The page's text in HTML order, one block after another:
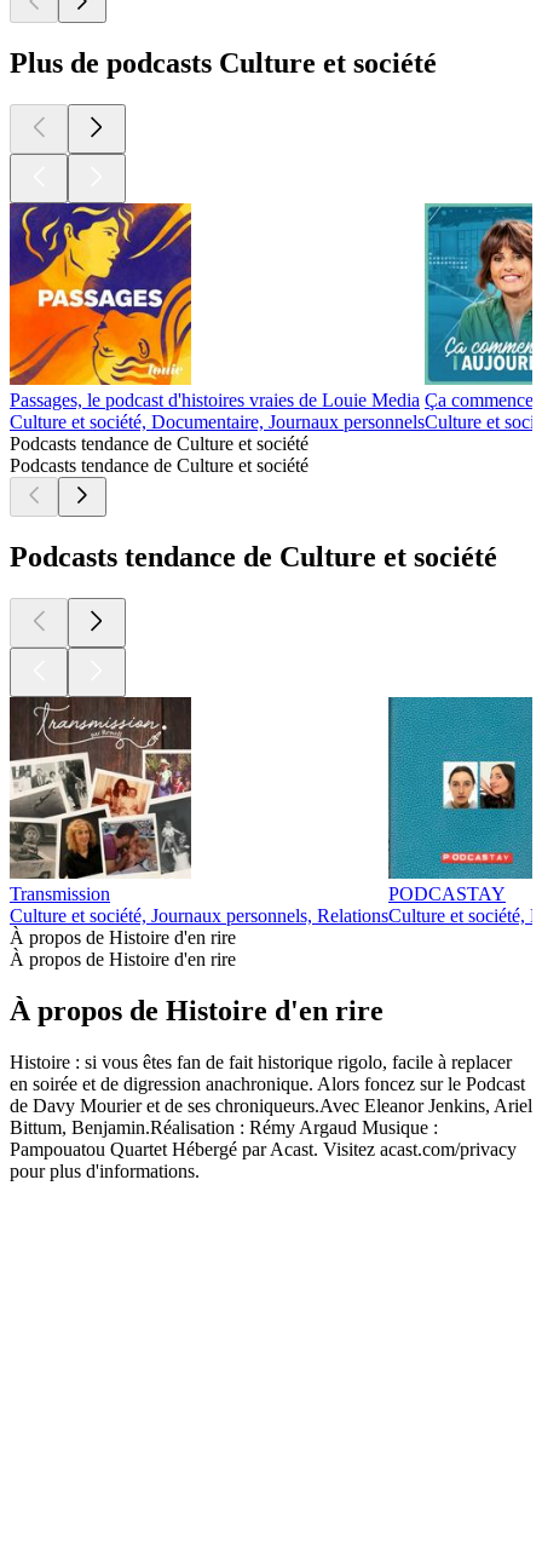
Plus de podcasts Culture et société
Passages, le podcast d'histoires vraies de Louie Media
Culture et société, Documentaire, Journaux personnels
Ça commence
Culture et
Podcasts tendance de Culture et société
Podcasts tendance de Culture et société
Podcasts tendance de Culture et société
Transmission
Culture et société, Journaux personnels, Relations
PODCASTAY
Culture et société,
À propos de Histoire d'en rire
À propos de Histoire d'en rire
À propos de Histoire d'en rire
Histoire : si vous êtes fan de fait historique rigolo, facile à replacer
en soirée et de digression anachronique. Alors foncez sur le Podcast
de Davy Mourier et de ses chroniqueurs.Avec Eleanor Jenkins, Ariel
Bittum, Benjamin.Réalisation : Rémy Argaud Musique :
Pampouatou Quartet Hébergé par Acast. Visitez acast.com/privacy
pour plus d'informations.